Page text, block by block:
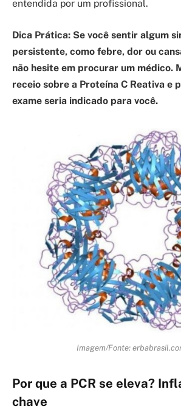
entendida por um profissional.
Dica Prática: Se você sentir algum
persistente, como febre, dor ou
não hesite em procurar um médico.
receio sobre a Proteína C Reativa e
exame seria indicado para você.
Imagem/Fonte:
Por que a PCR se eleva?
chave